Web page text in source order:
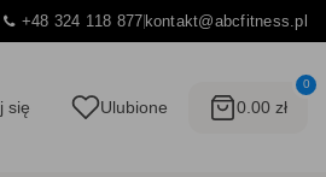
+48 324 118 877kontakt@abcfitness.pl
się Ulubione
0
0.00 zł